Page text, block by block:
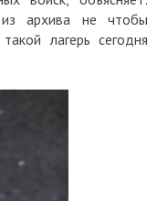
архива не чтобы
лагерь сегодня